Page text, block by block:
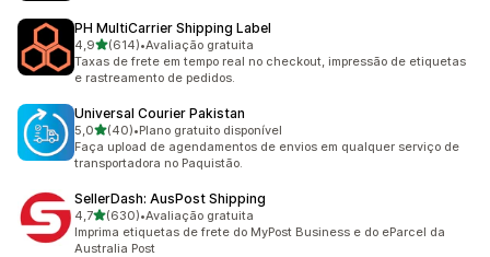
PH MultiCarrier Shipping Label
4,9de 5 estrelas
(614)
614 avaliações ao todo
•Avaliação gratuita
Taxas de frete em tempo real no checkout, impressão de etiquetas
e rastreamento de pedidos.
Universal Courier Pakistan
5,0de 5 estrelas
(40)
40 avaliações ao todo
•Plano gratuito disponível
Faça upload de agendamentos de envios em qualquer serviço de
transportadora no Paquistão.
SellerDash: AusPost Shipping
4,7de 5 estrelas
(630)
630 avaliações ao todo
•Avaliação gratuita
Imprima etiquetas de frete do MyPost Business e do eParcel da
Australia Post